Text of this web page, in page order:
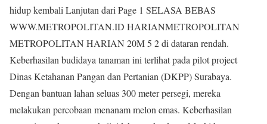
hidup kembali Lanjutan dari Page 1 SELASA BEBAS
WWW.METROPOLITAN.ID HARIANMETROPOLITAN
METROPOLITAN HARIAN 20M 5 2 di dataran rendah.
Keberhasilan budidaya tanaman ini terlihat pada pilot project
Dinas Ketahanan Pangan dan Pertanian (DKPP) Surabaya.
Dengan bantuan lahan seluas 300 meter persegi, mereka
melakukan percobaan menanam melon emas. Keberhasilan